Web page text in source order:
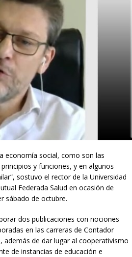
economía social, como son las
y funciones, y en algunos
sostuvo el rector de la Universidad
Federada Salud en ocasión de
sábado de octubre.
dos publicaciones con nociones
en las carreras de Contador
además de dar lugar al cooperativismo
de instancias de educación e